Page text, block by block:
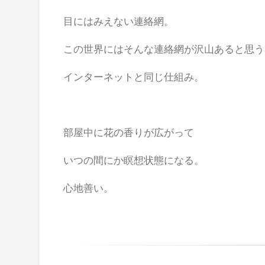
目にはみえない連絡網。
この世界にはそんな連絡網が沢山あると思
インターネットと同じ仕組み。
部屋中に花の香りが広がって
いつの間にか瞑想状態になる。
心地善い。